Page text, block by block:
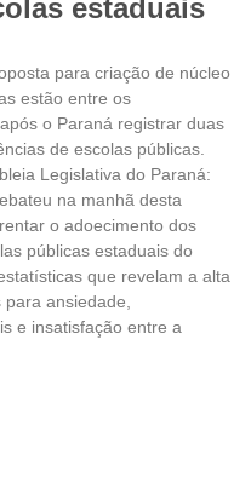
estaduais
para criação de núcleo
estão entre os
o Paraná registrar duas
de escolas públicas.
Legislativa do Paraná:
na manhã desta
o adoecimento dos
públicas estaduais do
que revelam a alta
ansiedade,
e insatisfação entre a